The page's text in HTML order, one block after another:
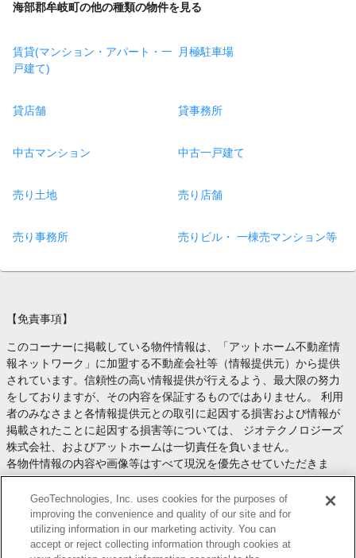
海部郡牟岐町の他の種類の物件を見る
賃貸(マンション・アパート・一
戸建て)
月極駐車場
貸店舗 貸事務所
中古マンション 中古一戸建て
売り土地 売り店舗
売り事務所 売りビル・ 一棟売マンション等
【免責事項】
このコーナーに掲載している物件情報は、「アットホーム不動産情
報ネットワーク」に加盟する不動産会社等（情報提供元）から提供
されています。信頼性の高い情報提供が行えるよう、最大限の努力
をしておりますが、その内容を保証するものではありません。 利用
者のみなさまと各情報提供元との取引に起因する損害および情報が
掲載されたことに起因する損害等については、 ジオテクノロジーズ
株式会社、およびアットホームは一切責任を負いません。
各物件情報の内容や画像等はすべて現況を優先させていただきま
す。
お取引等（お取引の準備、資金調達等を含みます）の際には、内容
や契約条件等について、 各情報提供元より十分な説明を受け、ご自
身でご確認の上、判断してください。
このコーナーへの物件情報のご掲載、その他不動産業務ソリューシ
GeoTechnologies, Inc. uses cookies for the purposes of
improving the convenience and quality of our site and for
utilizing information in our marketing activity. You can
accept or reject collecting information through cookies at